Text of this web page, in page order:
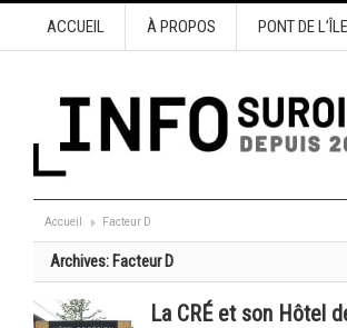
ACCUEIL À PROPOS PONT DE
Accueil Facteur D
Archives: Facteur D
La CRÉ et son Hôtel